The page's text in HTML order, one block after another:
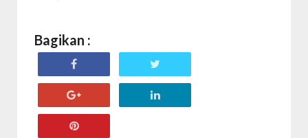
Bagikan :